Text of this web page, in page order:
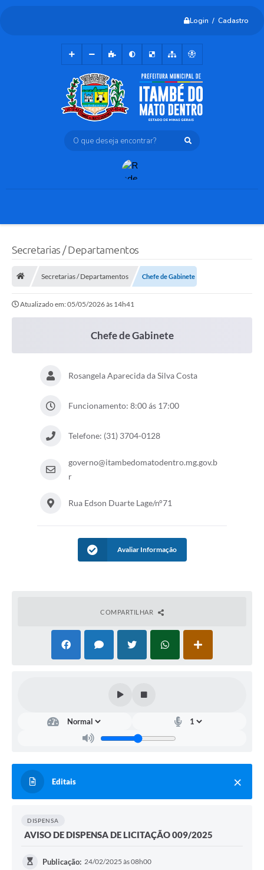
Login / Cadastro
O que deseja encontrar?
Secretarias / Departamentos
Secretarias / Departamentos Chefe de Gabinete
Atualizado em: 05/05/2026 às 14h41
Chefe de Gabinete
Rosangela Aparecida da Silva Costa
Funcionamento: 8:00 ás 17:00
Telefone: (31) 3704-0128
governo@itambedomatodentro.mg.gov.b
r
Rua Edson Duarte Lage/n°71
Avaliar Informação
COMPARTILHAR
Editais
DISPENSA
AVISO DE DISPENSA DE LICITAÇÃO 009/2025
Publicação: 24/02/2025 às 08h00